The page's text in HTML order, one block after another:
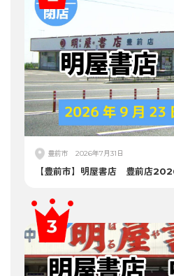
豊前市 2026年7月31日
【豊前市】明屋書店 豊前店